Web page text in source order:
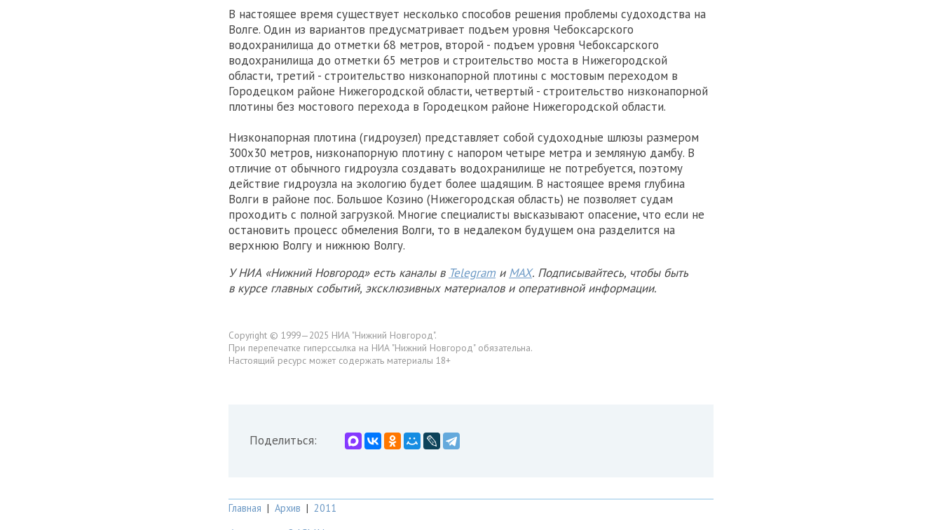
В настоящее время существует несколько способов решения проблемы судоходства на
Волге. Один из вариантов предусматривает подъем уровня Чебоксарского
водохранилища до отметки 68 метров, второй - подъем уровня Чебоксарского
водохранилища до отметки 65 метров и строительство моста в Нижегородской
области, третий - строительство низконапорной плотины с мостовым переходом в
Городецком районе Нижегородской области, четвертый - строительство низконапорной
плотины без мостового перехода в Городецком районе Нижегородской области.
Низконапорная плотина (гидроузел) представляет собой судоходные шлюзы размером
300х30 метров, низконапорную плотину с напором четыре метра и земляную дамбу. В
отличие от обычного гидроузла создавать водохранилище не потребуется, поэтому
действие гидроузла на экологию будет более щадящим. В настоящее время глубина
Волги в районе пос. Большое Козино (Нижегородская область) не позволяет судам
проходить с полной загрузкой. Многие специалисты высказывают опасение, что если не
остановить процесс обмеления Волги, то в недалеком будущем она разделится на
верхнюю Волгу и нижнюю Волгу.
У НИА «Нижний Новгород» есть каналы в Telegram и MAX. Подписывайтесь, чтобы быть
в курсе главных событий, эксклюзивных материалов и оперативной информации.
Copyright © 1999—2025 НИА "Нижний Новгород".
При перепечатке гиперссылка на НИА "Нижний Новгород" обязательна.
Настоящий ресурс может содержать материалы 18+
Поделиться:
Главная | Архив | 2011